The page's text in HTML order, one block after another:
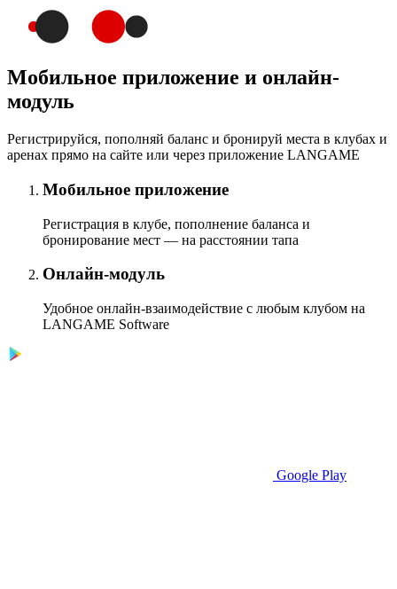
Мобильное приложение и онлайн-
модуль
Регистрируйся, пополняй баланс и бронируй места в клубах и
аренах прямо на сайте или через приложение LANGAME
Мобильное приложение
Регистрация в клубе, пополнение баланса и
бронирование мест — на расстоянии тапа
Онлайн-модуль
Удобное онлайн-взаимодействие с любым клубом на
LANGAME Software
Google Play